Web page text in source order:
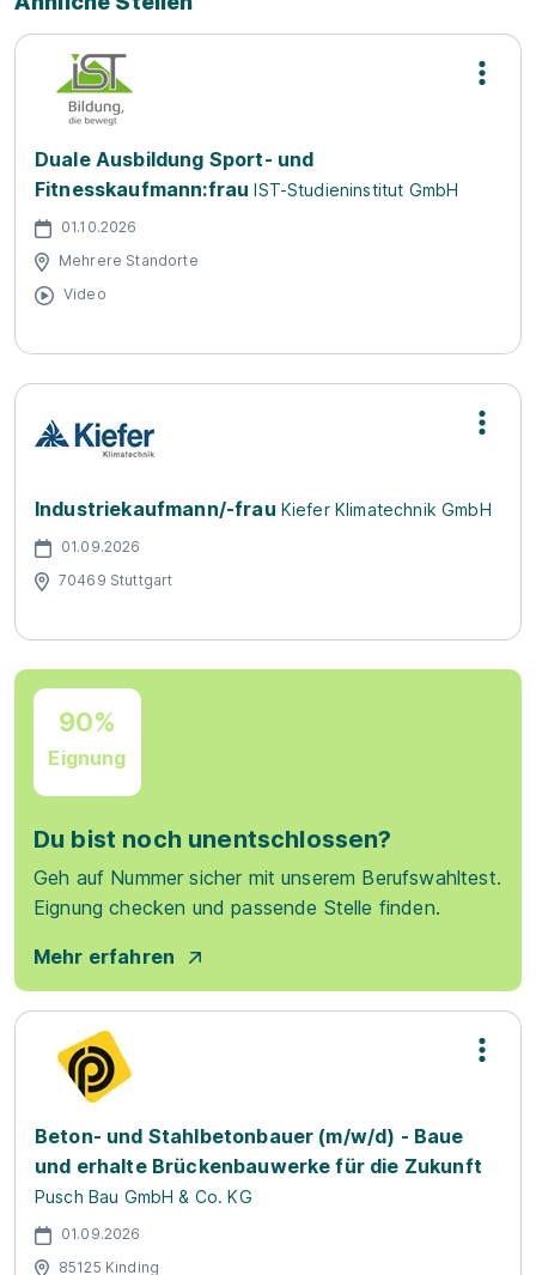
Duale Ausbildung Sport- und
Fitnesskaufmann:frau IST-Studieninstitut GmbH
01.10.2026
Mehrere Standorte
Video
Industriekaufmann/-frau Kiefer Klimatechnik GmbH
01.09.2026
70469 Stuttgart
90%
Eignung
Du bist noch unentschlossen?
Geh auf Nummer sicher mit unserem Berufswahltest.
Eignung checken und passende Stelle finden.
Mehr erfahren
Beton- und Stahlbetonbauer (m/w/d) - Baue
und erhalte Brückenbauwerke für die Zukunft
Pusch Bau GmbH & Co. KG
01.09.2026
85125 Kinding